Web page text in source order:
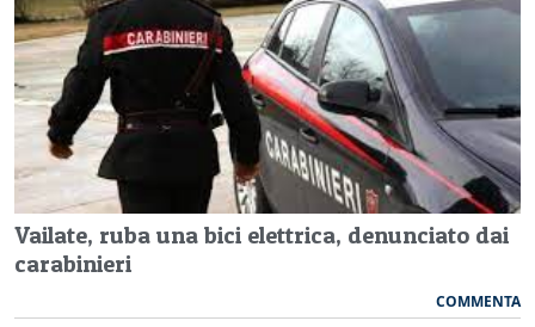
Vailate, ruba una bici elettrica, denunciato dai
carabinieri
COMMENTA